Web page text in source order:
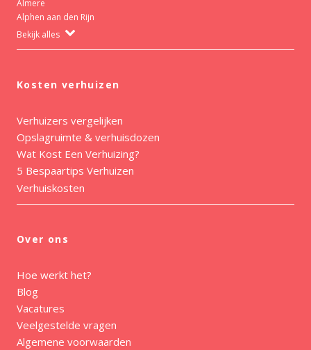
Almere
Alphen aan den Rijn
Bekijk alles
Kosten verhuizen
Verhuizers vergelijken
Opslagruimte & verhuisdozen
Wat Kost Een Verhuizing?
5 Bespaartips Verhuizen
Verhuiskosten
Over ons
Hoe werkt het?
Blog
Vacatures
Veelgestelde vragen
Algemene voorwaarden